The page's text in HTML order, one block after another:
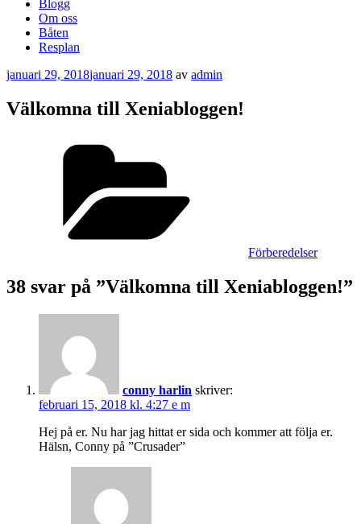
Blogg
Om oss
Båten
Resplan
Publicerat
januari 29, 2018januari 29, 2018 av admin
Välkomna till Xeniabloggen!
Förberedelser
38 svar på ”Välkomna till Xeniabloggen!”
conny harlin skriver:
februari 15, 2018 kl. 4:27 e m
Hej på er. Nu har jag hittat er sida och kommer att följa er.
Hälsn, Conny på ”Crusader”